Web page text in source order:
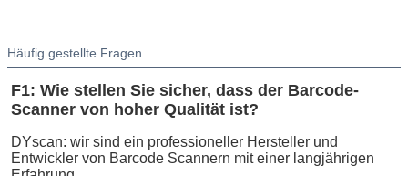
Häufig gestellte Fragen
F1: Wie stellen Sie sicher, dass der Barcode-
Scanner von hoher Qualität ist?
DYscan: wir sind ein professioneller Hersteller und
Entwickler von Barcode Scannern mit einer langjährigen